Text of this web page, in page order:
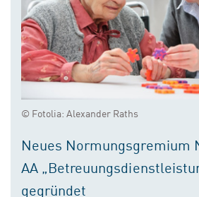
© Fotolia: Alexander Raths
Neues Normungsgremium
AA
gegründet